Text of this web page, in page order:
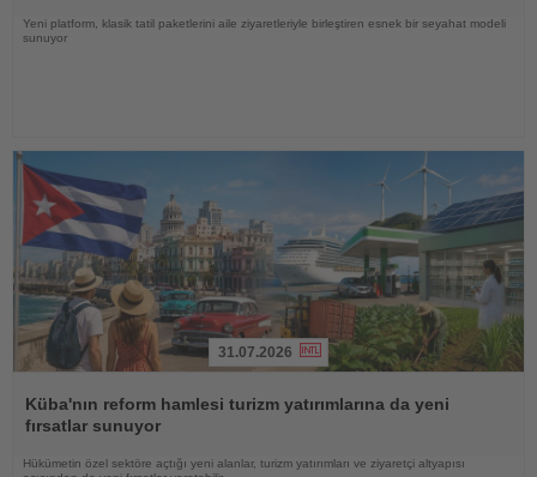
Yeni platform, klasik tatil paketlerini aile ziyaretleriyle birleştiren esnek bir seyahat modeli
sunuyor
Oku
31.07.2026
Küba'nın reform hamlesi turizm yatırımlarına da yeni
fırsatlar sunuyor
Hükümetin özel sektöre açtığı yeni alanlar, turizm yatırımları ve ziyaretçi altyapısı